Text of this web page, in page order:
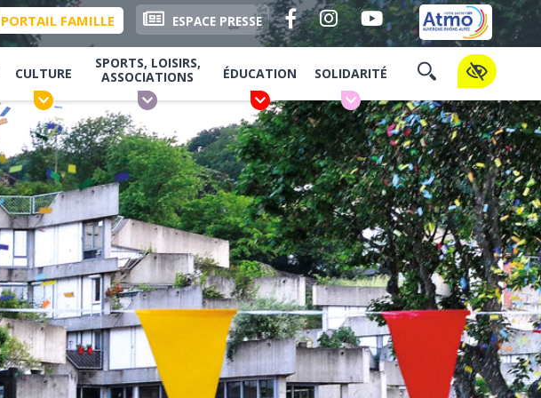
FAMILLE ESPACE PRESSE
CULTURE
SPORTS, LOISIRS,
ASSOCIATIONS
ÉDUCATION SOLIDARITÉ